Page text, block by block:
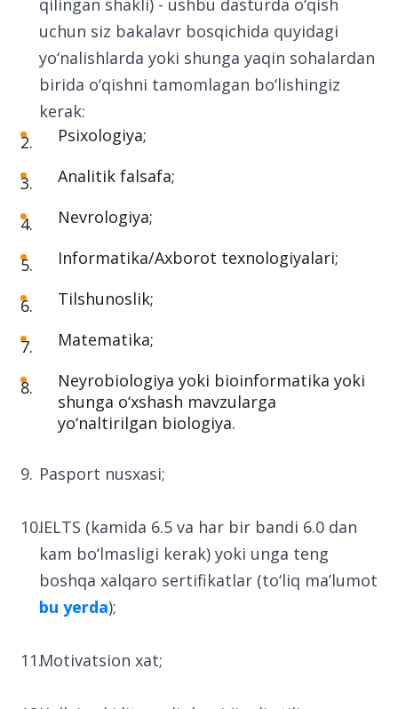
qilingan shakli) - ushbu dasturda o‘qish
uchun siz bakalavr bosqichida quyidagi
yo‘nalishlarda yoki shunga yaqin sohalardan
birida o‘qishni tamomlagan bo‘lishingiz
kerak:
Psixologiya;
Analitik falsafa;
Nevrologiya;
Informatika/Axborot texnologiyalari;
Tilshunoslik;
Matematika;
Neyrobiologiya yoki bioinformatika yoki
shunga o‘xshash mavzularga
yo‘naltirilgan biologiya.
Pasport nusxasi;
IELTS (kamida 6.5 va har bir bandi 6.0 dan
kam bo‘lmasligi kerak) yoki unga teng
boshqa xalqaro sertifikatlar (to‘liq ma’lumot
bu yerda);
Motivatsion xat;